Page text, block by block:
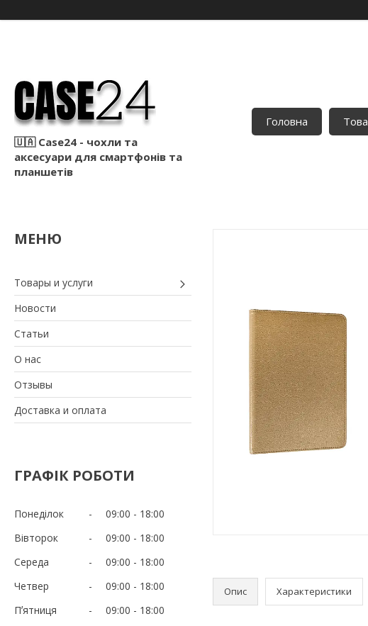
🇺🇦 Case24 - чохли та
аксесуари для смартфонів та
планшетів
Головна
Товары и услуги
Новости
Статьи
О нас
Отзывы
Доставка и оплата
ГРАФІК РОБОТИ
Понеділок 09:00
18:00
Вівторок
09:00
18:00
Середа
09:00
18:00
Четвер
09:00
18:00
Пʼятниця
09:00
18:00
Опис Характеристики